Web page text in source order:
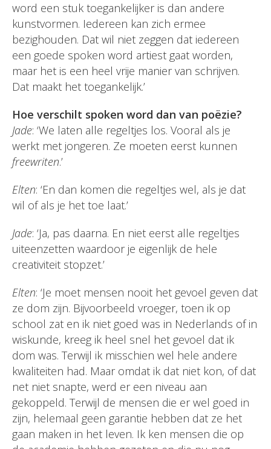
word een stuk toegankelijker is dan andere
kunstvormen. Iedereen kan zich ermee
bezighouden. Dat wil niet zeggen dat iedereen
een goede spoken word artiest gaat worden,
maar het is een heel vrije manier van schrijven.
Dat maakt het toegankelijk.’
Hoe verschilt spoken word dan van poëzie?
Jade: ‘We laten alle regeltjes los. Vooral als je
werkt met jongeren. Ze moeten eerst kunnen
freewriten.’
Elten: ‘En dan komen die regeltjes wel, als je dat
wil of als je het toe laat.’
Jade: ‘Ja, pas daarna. En niet eerst alle regeltjes
uiteenzetten waardoor je eigenlijk de hele
creativiteit stopzet.’
Elten: ‘Je moet mensen nooit het gevoel geven dat
ze dom zijn. Bijvoorbeeld vroeger, toen ik op
school zat en ik niet goed was in Nederlands of in
wiskunde, kreeg ik heel snel het gevoel dat ik
dom was. Terwijl ik misschien wel hele andere
kwaliteiten had. Maar omdat ik dat niet kon, of dat
net niet snapte, werd er een niveau aan
gekoppeld. Terwijl de mensen die er wel goed in
zijn, helemaal geen garantie hebben dat ze het
gaan maken in het leven. Ik ken mensen die op